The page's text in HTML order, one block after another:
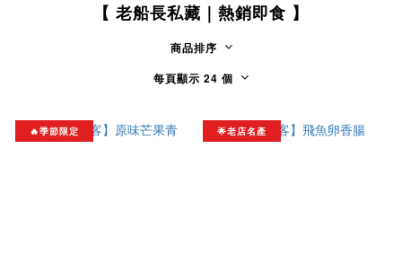
🌟新會員加入！現領$100購物金🌟
【 老船長私藏｜熱銷即食 】
商品排序
每頁顯示 24 個
🔥季節限定 🌟老店名產